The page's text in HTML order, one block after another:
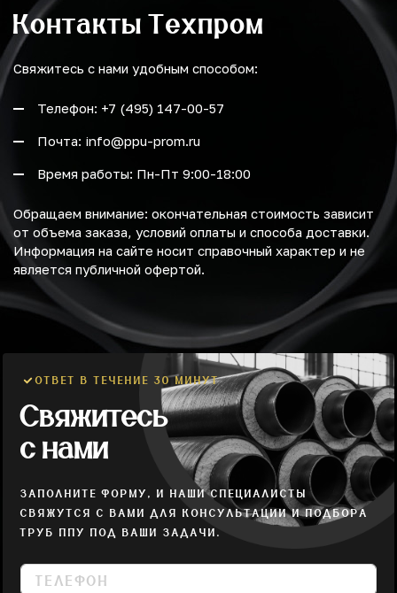
Контакты Техпром
Свяжитесь с нами удобным способом:
Телефон: +7 (495) 147-00-57
Почта: info@ppu-prom.ru
Время работы: Пн-Пт 9:00-18:00
Обращаем внимание: окончательная стоимость зависит
от объема заказа, условий оплаты и способа доставки.
Информация на сайте носит справочный характер и не
является публичной офертой.
ОТВЕТ В ТЕЧЕНИЕ 30 МИНУТ
Свяжитесь
с нами
ЗАПОЛНИТЕ ФОРМУ, И НАШИ СПЕЦИАЛИСТЫ
СВЯЖУТСЯ С ВАМИ ДЛЯ КОНСУЛЬТАЦИИ И ПОДБОРА
ТРУБ ППУ ПОД ВАШИ ЗАДАЧИ.